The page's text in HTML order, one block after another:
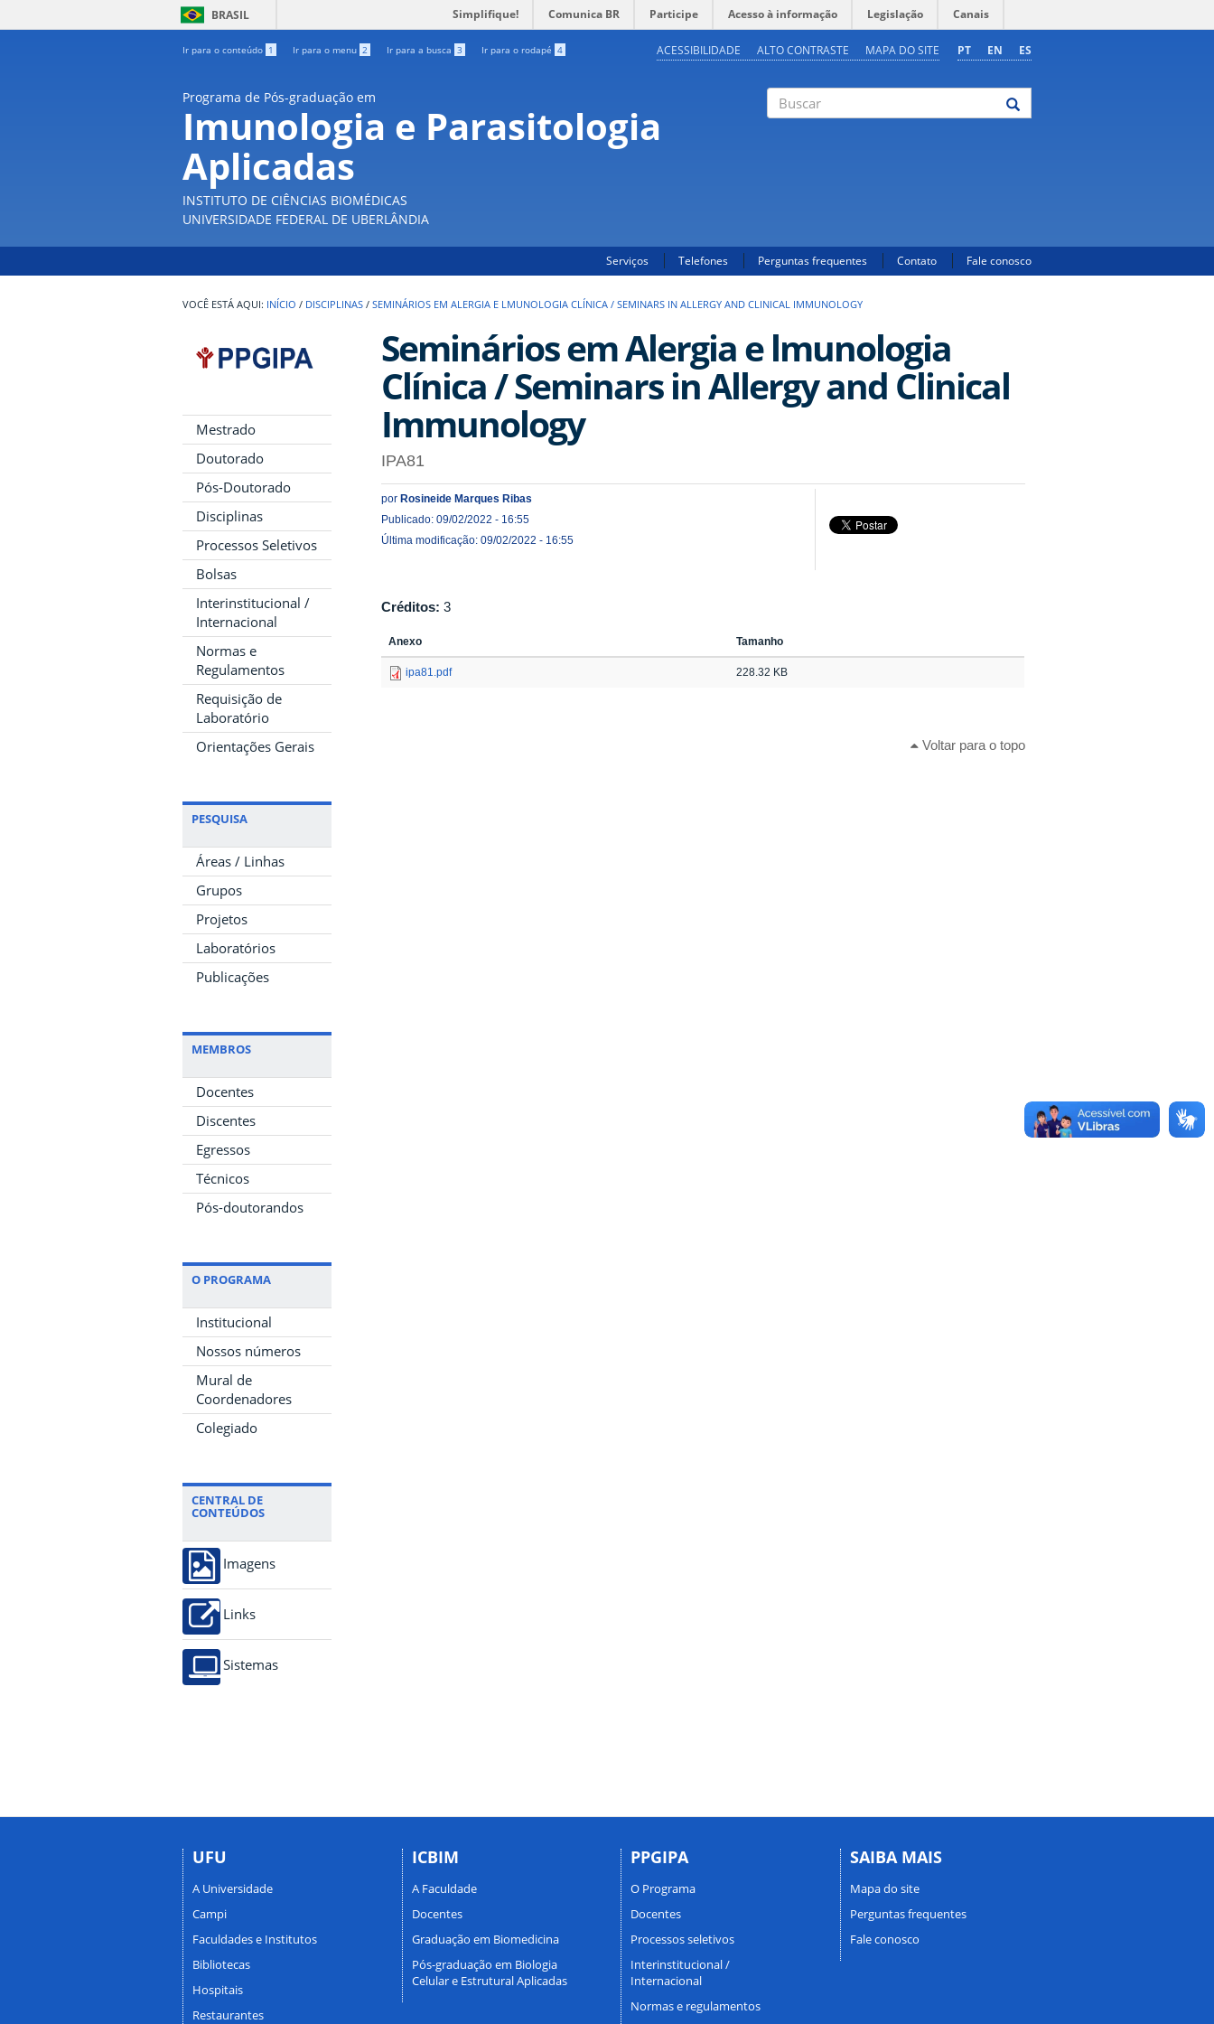
BRASIL Simplifique! Comunica BR Participe Acesso à informação Legislação Canais
Ir para o conteúdo 1 Ir para o menu 2 Ir para a busca 3 Ir para o rodapé 4 PT EN ES
ACESSIBILIDADE ALTO CONTRASTE MAPA DO SITE
Programa de Pós-graduação em
Imunologia e Parasitologia
Aplicadas
INSTITUTO DE CIÊNCIAS BIOMÉDICAS
UNIVERSIDADE FEDERAL DE UBERLÂNDIA
Serviços Telefones Perguntas frequentes Contato Fale conosco
INÍCIO / DISCIPLINAS / SEMINÁRIOS EM ALERGIA E LMUNOLOGIA CLÍNICA / SEMINARS IN ALLERGY AND CLINICAL IMMUNOLOGY
Mestrado
Doutorado
Pós-Doutorado
Disciplinas
Processos Seletivos
Bolsas
Interinstitucional /
Internacional
Normas e
Regulamentos
Requisição de
Laboratório
Orientações Gerais
PESQUISA
Áreas / Linhas
Grupos
Projetos
Laboratórios
Publicações
MEMBROS
Docentes
Discentes
Egressos
Técnicos
Pós-doutorandos
O PROGRAMA
Institucional
Nossos números
Mural de
Coordenadores
Colegiado
CENTRAL DE
CONTEÚDOS
Imagens
Links
Sistemas
Seminários em Alergia e lmunologia
Clínica / Seminars in Allergy and Clinical
Immunology
IPA81
por Rosineide Marques Ribas
Publicado: 09/02/2022 - 16:55
Última modificação: 09/02/2022 - 16:55
Créditos: 3
Anexo Tamanho
ipa81.pdf 228.32 KB
Voltar para o topo
UFU
A Universidade
Campi
Faculdades e Institutos
Bibliotecas
Hospitais
Restaurantes
ICBIM
A Faculdade
Docentes
Graduação em Biomedicina
Pós-graduação em Biologia
Celular e Estrutural Aplicadas
PPGIPA
O Programa
Docentes
Processos seletivos
Interinstitucional /
Internacional
Normas e regulamentos
SAIBA MAIS
Mapa do site
Perguntas frequentes
Fale conosco